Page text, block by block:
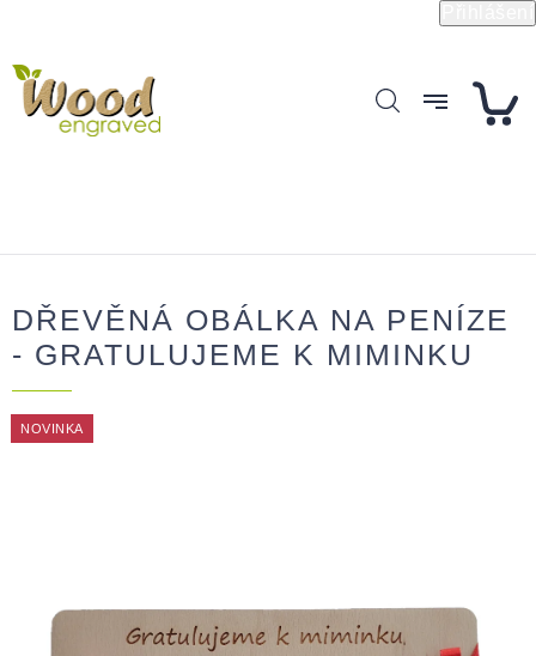
DŘEVĚNÁ OBÁLKA NA PENÍZE
- GRATULUJEME K MIMINKU
NOVINKA